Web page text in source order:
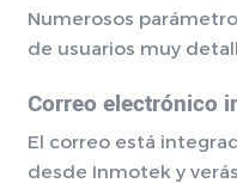
Numerosos
de usuarios muy
Correo electrónico
El correo está
desde Inmotek y